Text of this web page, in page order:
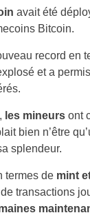
avait été
Bitcoin.
record en
et a
les mineursont
bien n’être
splendeur.
termes de mint
transactions